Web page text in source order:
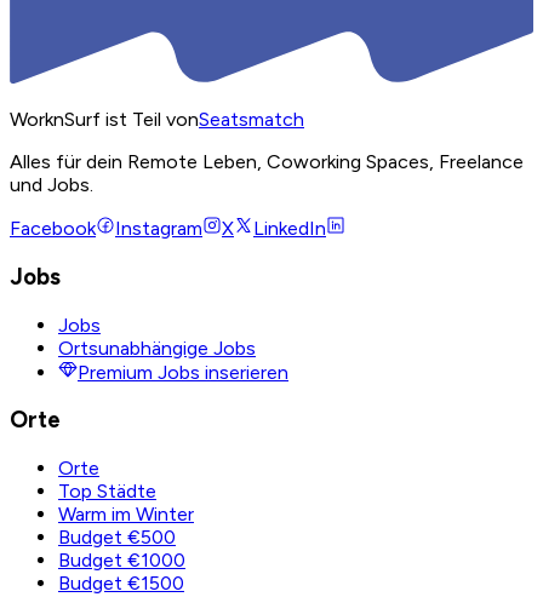
WorknSurf ist Teil vonSeatsmatch
Alles für dein Remote Leben, Coworking Spaces, Freelance
und Jobs.
Facebook
Instagram X LinkedIn
Jobs
Jobs
Ortsunabhängige Jobs
Premium Jobs inserieren
Orte
Orte
Top Städte
Warm im Winter
Budget €500
Budget €1000
Budget €1500